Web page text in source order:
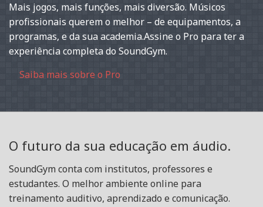
Mais jogos, mais funções, mais diversão. Músicos
profissionais querem o melhor – de equipamentos, a
programas, e da sua academia.Assine o Pro para ter a
experiência completa do SoundGym.
Saiba mais sobre o Pro
O futuro da sua educação em áudio.
SoundGym conta com institutos, professores e
estudantes. O melhor ambiente online para
treinamento auditivo, aprendizado e comunicação.